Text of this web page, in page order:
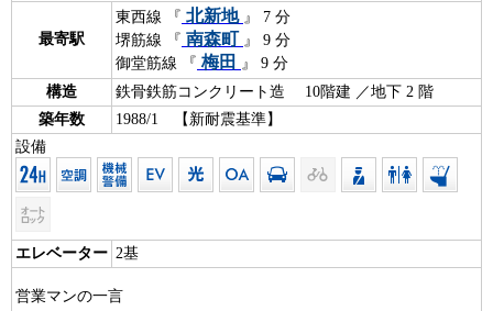
最寄駅
東西線 『 北新地 』 7 分
堺筋線 『 南森町 』 9 分
御堂筋線 『 梅田 』 9 分
構造
鉄骨鉄筋コンクリート造 10階建 ／地下 2 階
築年数
1988/1 【新耐震基準】
設備
エレベーター 2基
営業マンの一言